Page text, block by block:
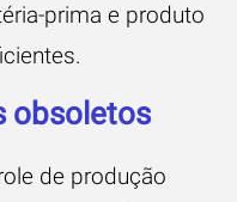
prima e produto
obsoletos
de produção